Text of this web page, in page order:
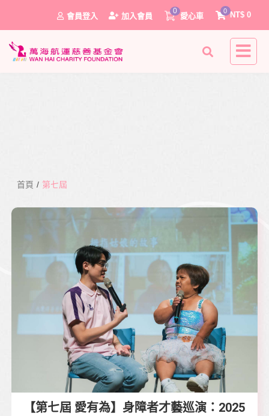
會員登入 加入會員
0
愛心車 NT$ 0
0
首頁 / 第七屆
【第七屆 愛有為】身障者才藝巡演：2025